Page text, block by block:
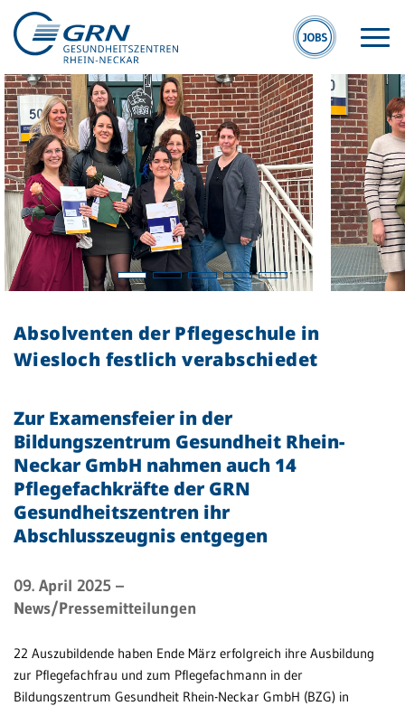
GRN
Der Verbund
Medizinische
Medizinische
Themenseiten
Patientenportal
Karriere
Barrierefreiheit
STANDORTE
Eberbach
Schwetzingen
Sinsheim
Absolventen der Pflegeschule in
Wiesloch festlich verabschiedet
Zur Examensfeier in der
Bildungszentrum Gesundheit Rhein-
Neckar GmbH nahmen auch 14
Pflegefachkräfte der GRN
Gesundheitszentren ihr
Abschlusszeugnis entgegen
09. April 2025 –
News/Pressemitteilungen
22 Auszubildende haben Ende März erfolgreich ihre Ausbildung
zur Pflegefachfrau und zum Pflegefachmann in der
Bildungszentrum Gesundheit Rhein-Neckar GmbH (BZG) in